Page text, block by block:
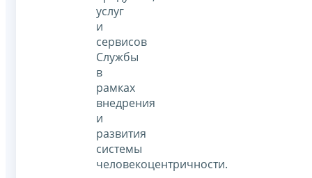
услуг
и
сервисов
Службы
в
рамках
внедрения
и
развития
системы
человекоцентричности.